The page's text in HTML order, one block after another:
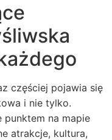
częściej pojawia się
i nie tylko.
punktem na mapie
atrakcje, kultura,